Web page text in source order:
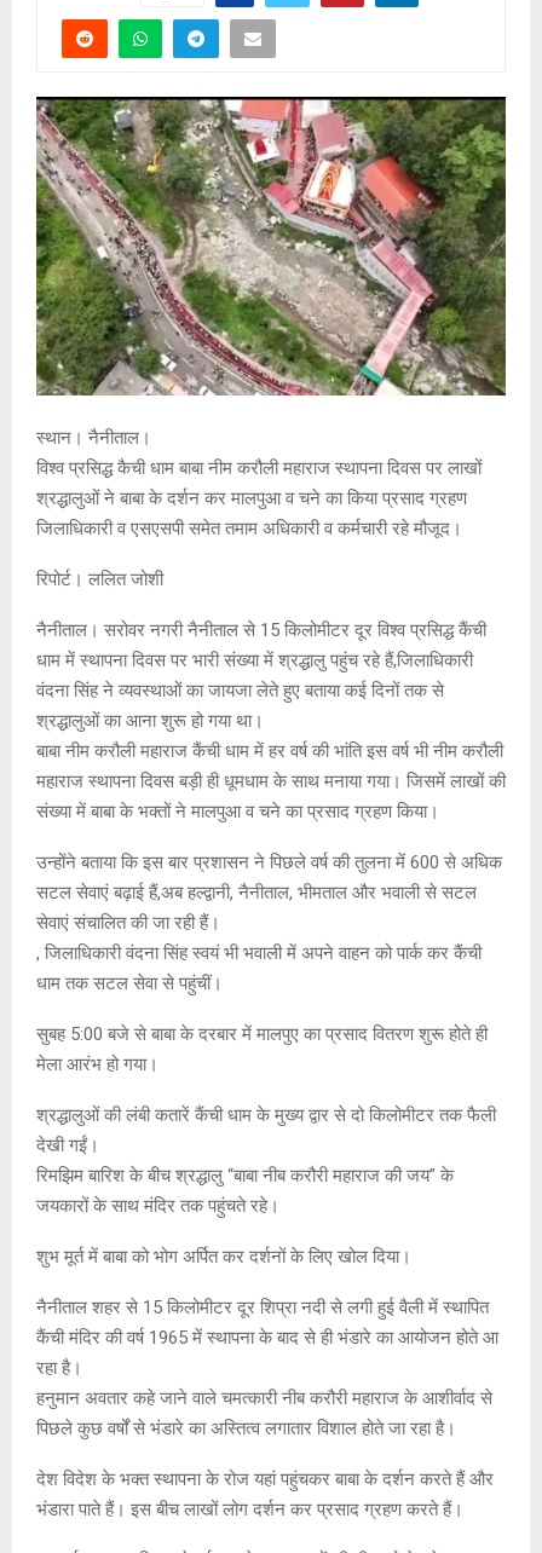
स्थान। नैनीताल।
विश्व प्रसिद्ध कैची धाम बाबा नीम करौली महाराज स्थापना दिवस पर लाखों
श्रद्धालुओं ने बाबा के दर्शन कर मालपुआ व चने का किया प्रसाद ग्रहण
जिलाधिकारी व एसएसपी समेत तमाम अधिकारी व कर्मचारी रहे मौजूद।
रिपोर्ट। ललित जोशी
नैनीताल। सरोवर नगरी नैनीताल से 15 किलोमीटर दूर विश्व प्रसिद्ध कैंची
धाम में स्थापना दिवस पर भारी संख्या में श्रद्धालु पहुंच रहे हैं,जिलाधिकारी
वंदना सिंह ने व्यवस्थाओं का जायजा लेते हुए बताया कई दिनों तक से
श्रद्धालुओं का आना शुरू हो गया था।
बाबा नीम करौली महाराज कैंची धाम में हर वर्ष की भांति इस वर्ष भी नीम करौली
महाराज स्थापना दिवस बड़ी ही धूमधाम के साथ मनाया गया। जिसमें लाखों की
संख्या में बाबा के भक्तों ने मालपुआ व चने का प्रसाद ग्रहण किया।
उन्होंने बताया कि इस बार प्रशासन ने पिछले वर्ष की तुलना में 600 से अधिक
सटल सेवाएं बढ़ाई हैं,अब हल्द्वानी, नैनीताल, भीमताल और भवाली से सटल
सेवाएं संचालित की जा रही हैं।
, जिलाधिकारी वंदना सिंह स्वयं भी भवाली में अपने वाहन को पार्क कर कैंची
धाम तक सटल सेवा से पहुंचीं।
सुबह 5:00 बजे से बाबा के दरबार में मालपुए का प्रसाद वितरण शुरू होते ही
मेला आरंभ हो गया।
श्रद्धालुओं की लंबी कतारें कैंची धाम के मुख्य द्वार से दो किलोमीटर तक फैली
देखी गईं।
रिमझिम बारिश के बीच श्रद्धालु “बाबा नीब करौरी महाराज की जय” के
जयकारों के साथ मंदिर तक पहुंचते रहे।
शुभ मूर्त में बाबा को भोग अर्पित कर दर्शनों के लिए खोल दिया।
नैनीताल शहर से 15 किलोमीटर दूर शिप्रा नदी से लगी हुई वैली में स्थापित
कैंची मंदिर की वर्ष 1965 में स्थापना के बाद से ही भंडारे का आयोजन होते आ
रहा है।
हनुमान अवतार कहे जाने वाले चमत्कारी नीब करौरी महाराज के आशीर्वाद से
पिछले कुछ वर्षों से भंडारे का अस्तित्व लगातार विशाल होते जा रहा है।
देश विदेश के भक्त स्थापना के रोज यहां पहुंचकर बाबा के दर्शन करते हैं और
भंडारा पाते हैं। इस बीच लाखों लोग दर्शन कर प्रसाद ग्रहण करते हैं।